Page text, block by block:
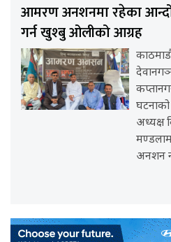
आमरण अनशनमा रहेका
गर्न खुश्बु ओलीको आग्रह
घटनाको
अध्यक्ष
अनशन